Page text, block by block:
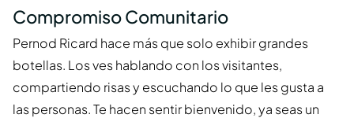
Compromiso Comunitario
Pernod Ricard hace más que solo exhibir grandes
botellas. Los ves hablando con los visitantes,
compartiendo risas y escuchando lo que les gusta a
las personas. Te hacen sentir bienvenido, ya seas un